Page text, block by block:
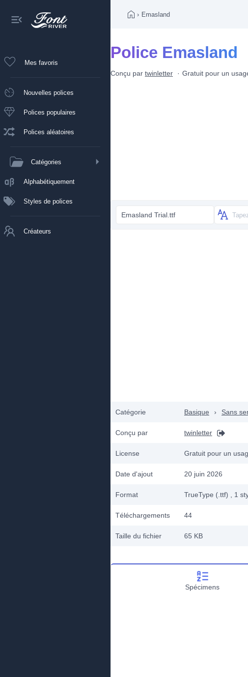
Mes favoris
Nouvelles polices
Polices populaires
Polices aléatoires
Catégories
Alphabétiquement
Styles de polices
Créateurs
› Emasland
Police Emasland
Conçu par twinletter Gratuit pour un
Emasland Trial.ttf
Catégorie Basique › Sans
Conçu par twinletter
License Gratuit pour un
Date d'ajout 20 juin 2026
Format TrueType (.ttf) , 1
Téléchargements 44
Taille du fichier 65 KB
Spécimens